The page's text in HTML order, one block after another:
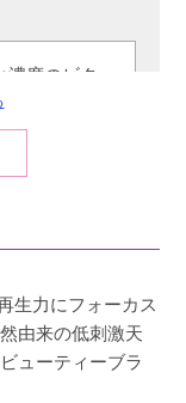
濃度のビタ
この商品は
後から
しまいま
できま
ます♪
生力にフォーカス
由来の低刺激天
ューティーブラ